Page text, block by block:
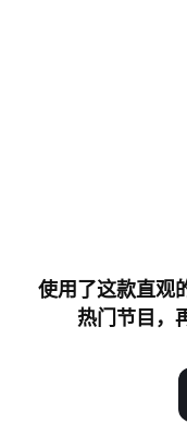
使用了这款直观
热门节目，